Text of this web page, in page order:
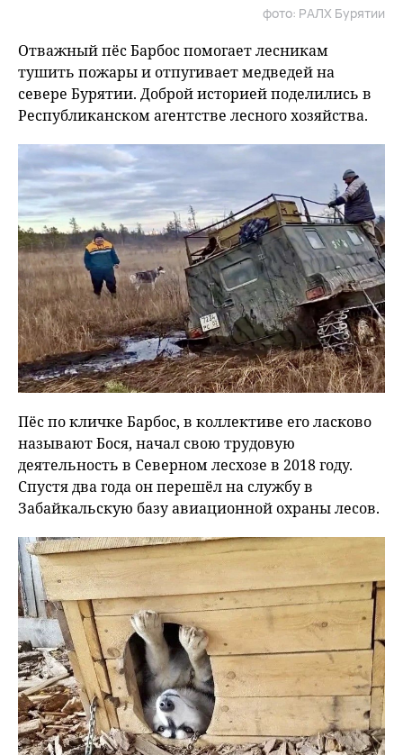
фото: РАЛХ Бурятии
Отважный пёс Барбос помогает лесникам
тушить пожары и отпугивает медведей на
севере Бурятии. Доброй историей поделились в
Республиканском агентстве лесного хозяйства.
Пёс по кличке Барбос, в коллективе его ласково
называют Бося, начал свою трудовую
деятельность в Северном лесхозе в 2018 году.
Спустя два года он перешёл на службу в
Забайкальскую базу авиационной охраны лесов.